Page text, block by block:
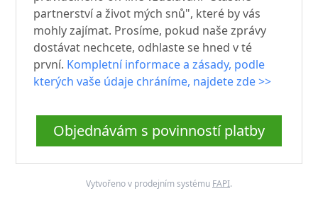
partnerství a život mých snů", které by vás
mohly zajímat. Prosíme, pokud naše zprávy
dostávat nechcete, odhlaste se hned v té
první. Kompletní informace a zásady, podle
kterých vaše údaje chráníme, najdete zde >>
Objednávám s povinností platby
Vytvořeno v prodejním systému FAPI.